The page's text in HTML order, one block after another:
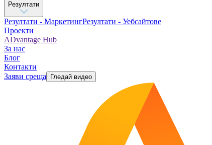
Резултати
Резултати - МаркетингРезултати - Уебсайтове
Проекти
ADvantage Hub
За нас
Блог
Контакти
Заяви среща
Гледай видео